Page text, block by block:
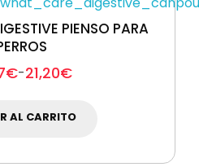
PIENSO PARA
21,20€
-
€
AL CARRITO